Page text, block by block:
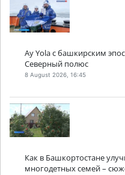
Ay Yola с башкирским
Северный полюс
8 August 2026, 16:45
Как в Башкортостане
многодетных семей –